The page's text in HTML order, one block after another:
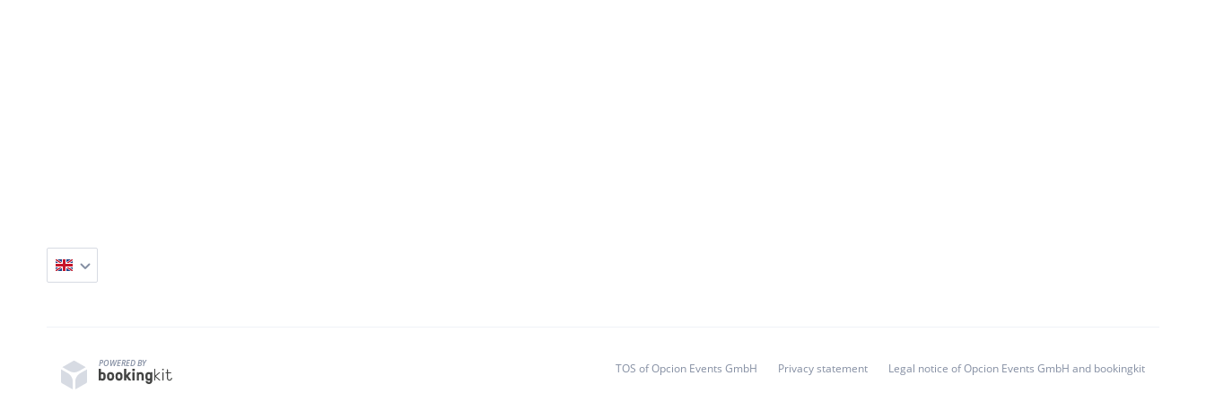
POWERED BY TOS of Opcion Events GmbH Privacy statement Legal notice of Opcion Events GmbH and bookingkit